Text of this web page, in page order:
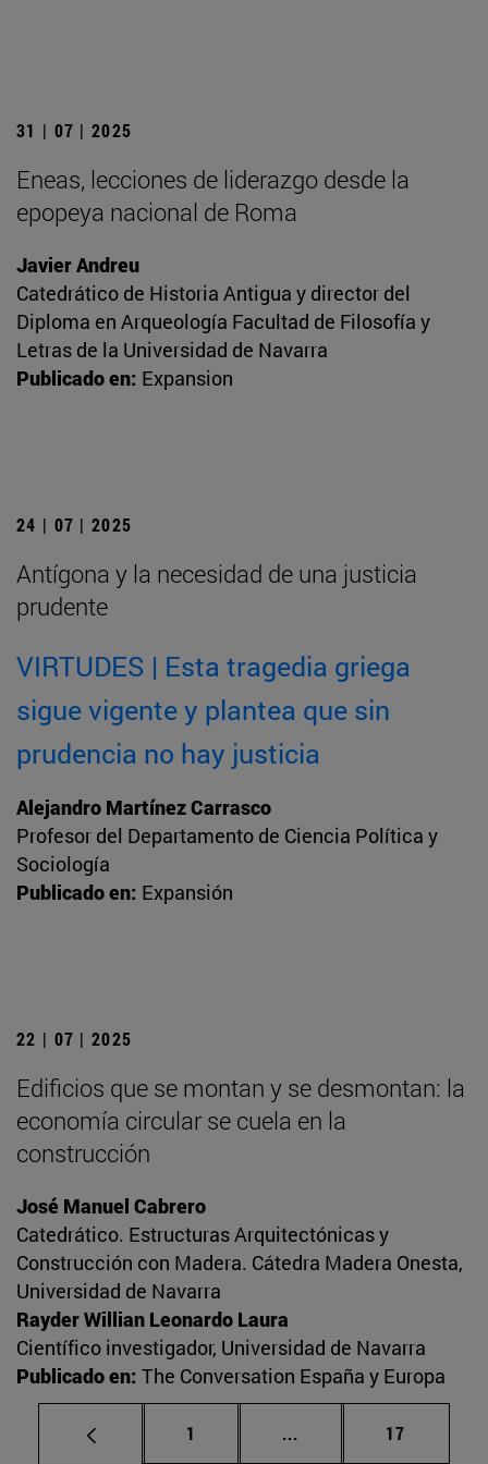
31 | 07 | 2025
Eneas, lecciones de liderazgo desde la
epopeya nacional de Roma
Javier Andreu
Catedrático de Historia Antigua y director del
Diploma en Arqueología Facultad de Filosofía y
Letras de la Universidad de Navarra
Publicado en: Expansion
24 | 07 | 2025
Antígona y la necesidad de una justicia
prudente
VIRTUDES | Esta tragedia griega
sigue vigente y plantea que sin
prudencia no hay justicia
Alejandro Martínez Carrasco
Profesor del Departamento de Ciencia Política y
Sociología
Publicado en: Expansión
22 | 07 | 2025
Edificios que se montan y se desmontan: la
economía circular se cuela en la
construcción
José Manuel Cabrero
Catedrático. Estructuras Arquitectónicas y
Construcción con Madera. Cátedra Madera Onesta,
Universidad de Navarra
Rayder Willian Leonardo Laura
Científico investigador, Universidad de Navarra
Publicado en: The Conversation España y Europa
Página
1 ... Páginas intermedias
Página
17